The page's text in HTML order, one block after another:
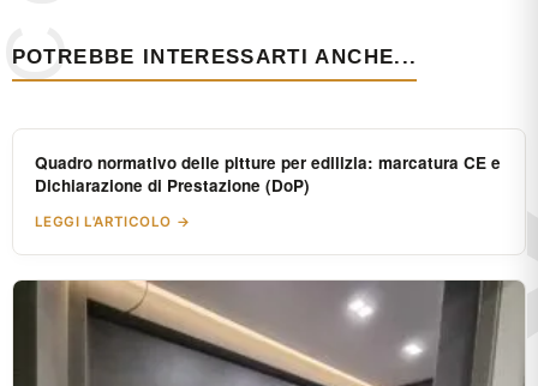
POTREBBE INTERESSARTI ANCHE...
Quadro normativo delle pitture per edilizia: marcatura CE e
Dichiarazione di Prestazione (DoP)
LEGGI L'ARTICOLO →